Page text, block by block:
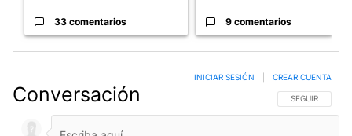
33 comentarios 9 comentarios
Conversación SIGA ESTA
SEGUIR
INICIAR SESIÓN CREAR CUENTA